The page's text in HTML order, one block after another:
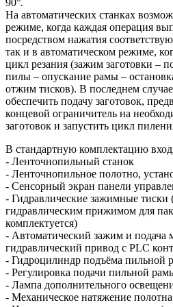
На автоматических станках
режиме, когда каждая операция
посредством нажатия
так и в автоматическом режиме,
цикл резания (зажим заготовки –
пилы – опускание рамы –
отжим тисков). В последнем
обеспечить подачу заготовок,
концевой ограничитель на
заготовок и запустить цикл
В стандартную комплектацию
- Ленточнопильный станок
- Ленточнопильное полотно,
- Сенсорный экран панели
- Гидравлические зажимные
гидравлическим прижимом для
комплектуется)
- Автоматический зажим и подача
гидравлический привод с PLC
- Гидроцилиндр подъёма пильной
- Регулировка подачи пильной
- Лампа дополнительного
- Механическое натяжение полотна